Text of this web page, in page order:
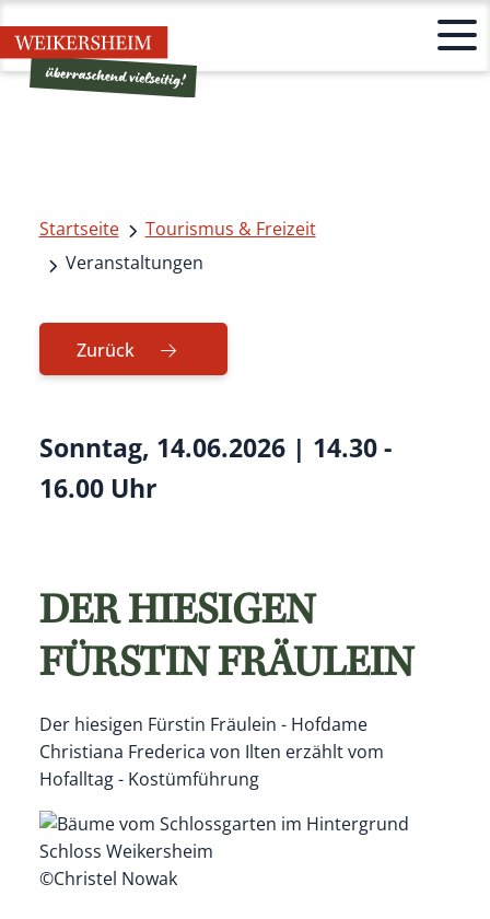
Startseite
Tourismus & Freizeit
Veranstaltungen
Zurück
Sonntag, 14.06.2026 | 14.30 -
16.00 Uhr
DER HIESIGEN
FÜRSTIN FRÄULEIN
Der hiesigen Fürstin Fräulein - Hofdame
Christiana Frederica von Ilten erzählt vom
Hofalltag - Kostümführung
©Christel Nowak